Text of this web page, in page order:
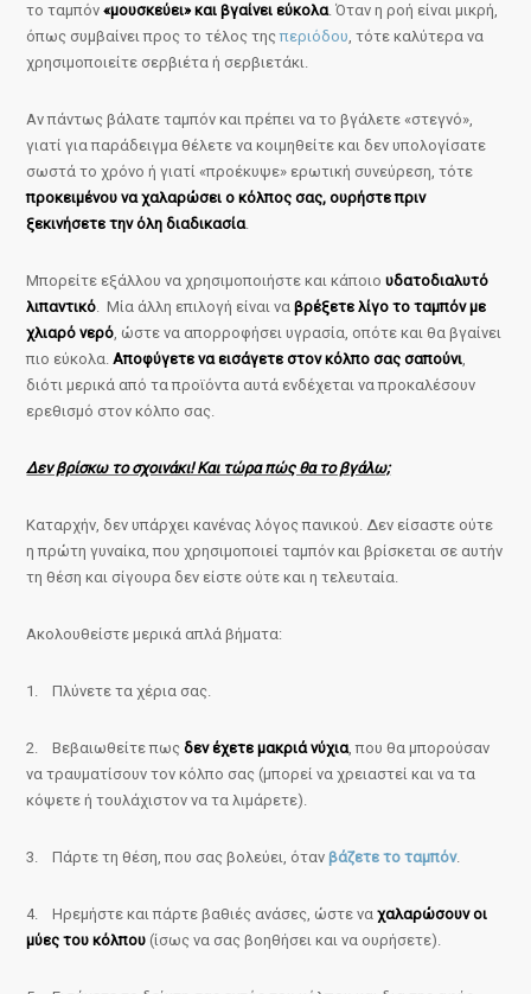
το ταμπόν«μουσκεύει» και βγαίνει εύκολα. Όταν η ροή είναι μικρή,
όπως συμβαίνει προς το τέλος τηςπεριόδου, τότε καλύτερα να
χρησιμοποιείτε σερβιέτα ή σερβιετάκι.
Αν πάντως βάλατε ταμπόν και πρέπει να το βγάλετε «στεγνό»,
γιατί για παράδειγμα θέλετε να κοιμηθείτε και δεν υπολογίσατε
σωστά το χρόνο ή γιατί «προέκυψε» ερωτική συνεύρεση, τότε
προκειμένου να χαλαρώσει ο κόλπος σας, ουρήστε πριν
ξεκινήσετε την όλη διαδικασία.
Μπορείτε εξάλλου να χρησιμοποιήστε και κάποιο υδατοδιαλυτό
λιπαντικό. Μία άλλη επιλογή είναι ναβρέξετε λίγο το ταμπόν με
χλιαρό νερό, ώστε να απορροφήσει υγρασία, οπότε και θα βγαίνει
πιο εύκολα.Αποφύγετε να εισάγετε στον κόλπο σας σαπούνι,
διότι μερικά από τα προϊόντα αυτά ενδέχεται να προκαλέσουν
ερεθισμό στον κόλπο σας.
Δεν βρίσκω το σχοινάκι! Και τώρα πώς θα το βγάλω;
Καταρχήν, δεν υπάρχει κανένας λόγος πανικού. Δεν είσαστε ούτε
η πρώτη γυναίκα, που χρησιμοποιεί ταμπόν και βρίσκεται σε αυτήν
τη θέση και σίγουρα δεν είστε ούτε και η τελευταία.
Ακολουθείστε μερικά απλά βήματα:
1. Πλύνετε τα χέρια σας.
2. Βεβαιωθείτε πωςδεν έχετε μακριά νύχια, που θα μπορούσαν
να τραυματίσουν τον κόλπο σας (μπορεί να χρειαστεί και να τα
κόψετε ή τουλάχιστον να τα λιμάρετε).
3. Πάρτε τη θέση, που σας βολεύει, όταν βάζετε το ταμπόν.
4. Ηρεμήστε και πάρτε βαθιές ανάσες, ώστε ναχαλαρώσουν οι
μύες του κόλπου (ίσως να σας βοηθήσει και να ουρήσετε).